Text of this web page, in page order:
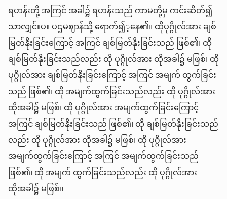
ရဟန်းတို့ အကြင် အခါ၌ ရဟန်းသည် ကာမတို့မှ ကင်းဆိတ်၍
သာလျှင်။ပ။ ပဌမဈာန်သို့ ရောက်၍့နေ၏။ ထိုပုဂ္ဂိုလ်အား ချစ်
မြတ်နိုးခြင်းကြောင့် အကြင် ချစ်မြတ်နိုးခြင်းသည် ဖြစ်၏၊ ထို
ချစ်မြတ်နိုးခြင်းသည်လည်း ထို ပုဂ္ဂိုလ်အား ထိုအခါ၌ မဖြစ်၊ ထို
ပုဂ္ဂိုလ်အား ချစ်မြတ်နိုးခြင်းကြောင့် အကြင် အမျက် ထွက်ခြင်း
သည် ဖြစ်၏၊ ထို အမျက်ထွက်ခြင်းသည်လည်း ထို ပုဂ္ဂိုလ်အား
ထိုအခါ၌ မဖြစ်၊ ထို ပုဂ္ဂိုလ်အား အမျက်ထွက်ခြင်းကြောင့်
အကြင် ချစ်မြတ်နိုးခြင်းသည် ဖြစ်၏၊ ထို ချစ်မြတ်နိုးခြင်းသည်
လည်း ထို ပုဂ္ဂိုလ်အား ထိုအခါ၌ မဖြစ်၊ ထို ပုဂ္ဂိုလ်အား
အမျက်ထွက်ခြင်းကြောင့် အကြင် အမျက်ထွက်ခြင်းသည်
ဖြစ်၏၊ ထို အမျက် ထွက်ခြင်းသည်လည်း ထို ပုဂ္ဂိုလ်အား
ထိုအခါ၌ မဖြစ်။